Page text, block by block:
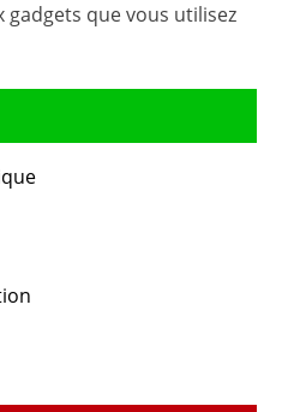
gadgets que vous utilisez